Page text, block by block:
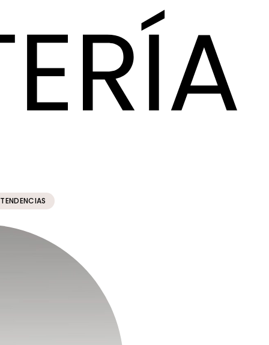
TENDENCIAS